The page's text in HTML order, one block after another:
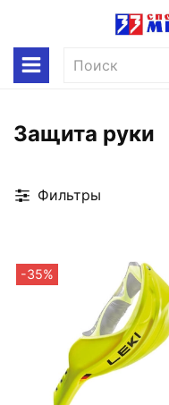
Защита руки
Фильтры
-35%